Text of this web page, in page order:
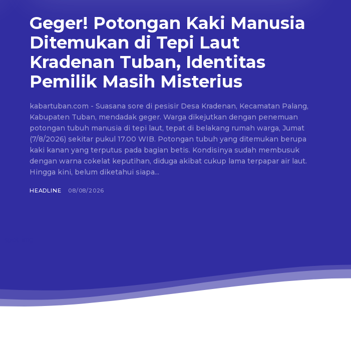
Geger! Potongan Kaki Manusia
Ditemukan di Tepi Laut
Kradenan Tuban, Identitas
Pemilik Masih Misterius
kabartuban.com - Suasana sore di pesisir Desa Kradenan, Kecamatan Palang,
Kabupaten Tuban, mendadak geger. Warga dikejutkan dengan penemuan
potongan tubuh manusia di tepi laut, tepat di belakang rumah warga, Jumat
(7/8/2026) sekitar pukul 17.00 WIB. Potongan tubuh yang ditemukan berupa
kaki kanan yang terputus pada bagian betis. Kondisinya sudah membusuk
dengan warna cokelat keputihan, diduga akibat cukup lama terpapar air laut.
Hingga kini, belum diketahui siapa...
HEADLINE 08/08/2026